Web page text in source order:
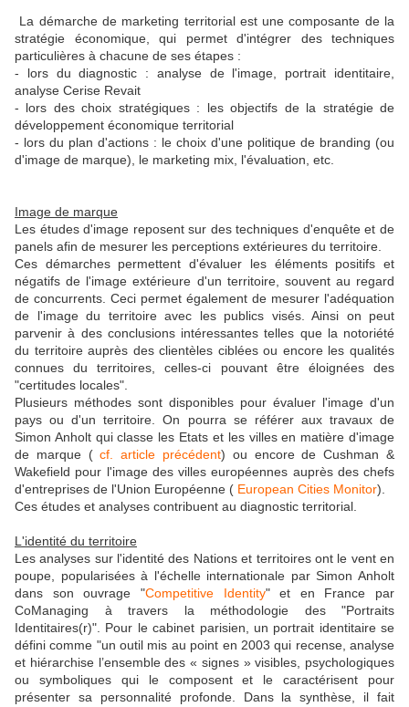
La démarche de marketing territorial est une composante de la
stratégie économique, qui permet d'intégrer des techniques
particulières à chacune de ses étapes :
- lors du diagnostic : analyse de l'image, portrait identitaire,
analyse Cerise Revait
- lors des choix stratégiques : les objectifs de la stratégie de
développement économique territorial
- lors du plan d'actions : le choix d'une politique de branding (ou
d'image de marque), le marketing mix, l'évaluation, etc.
Image de marque
Les études d'image reposent sur des techniques d'enquête et de
panels afin de mesurer les perceptions extérieures du territoire.
Ces démarches permettent d'évaluer les éléments positifs et
négatifs de l'image extérieure d'un territoire, souvent au regard
de concurrents. Ceci permet également de mesurer l'adéquation
de l'image du territoire avec les publics visés. Ainsi on peut
parvenir à des conclusions intéressantes telles que la notoriété
du territoire auprès des clientèles ciblées ou encore les qualités
connues du territoires, celles-ci pouvant être éloignées des
"certitudes locales".
Plusieurs méthodes sont disponibles pour évaluer l'image d'un
pays ou d'un territoire. On pourra se référer aux travaux de
Simon Anholt qui classe les Etats et les villes en matière d'image
de marque (cf. article précédent) ou encore de Cushman &
Wakefield pour l'image des villes européennes auprès des chefs
d'entreprises de l'Union Européenne ( European Cities Monitor).
Ces études et analyses contribuent au diagnostic territorial.
L'identité du territoire
Les analyses sur l'identité des Nations et territoires ont le vent en
poupe, popularisées à l'échelle internationale par Simon Anholt
dans son ouvrage "Competitive Identity" et en France par
CoManaging à travers la méthodologie des "Portraits
Identitaires(r)". Pour le cabinet parisien, un portrait identitaire se
défini comme "un outil mis au point en 2003 qui recense, analyse
et hiérarchise l’ensemble des « signes » visibles, psychologiques
ou symboliques qui le composent et le caractérisent pour
présenter sa personnalité profonde. Dans la synthèse, il fait